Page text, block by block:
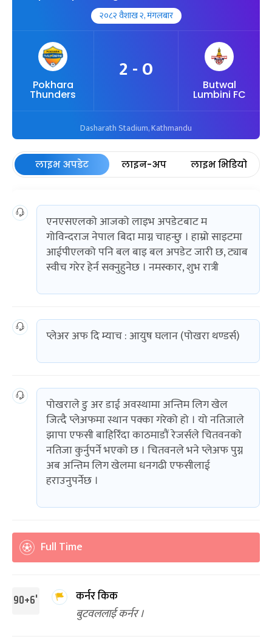
२०८२ वैशाख २, मंगलबार
Pokhara
Thunders
2 - 0
Butwal
Lumbini FC
Dasharath Stadium, Kathmandu
लाइभ अपडेट लाइन-अप लाइभ भिडियो
एनएसएलको आजको लाइभ अपडेटबाट म
गोविन्दराज नेपाल बिदा माग्न चाहन्छु । हाम्रो साइटमा
आईपीएलको पनि बल बाइ बल अपडेट जारी छ, ट्याब
स्वीच गरेर हेर्न सक्नुहुनेछ । नमस्कार, शुभ रात्री
प्लेअर अफ दि म्याच : आयुष घलान (पोखरा थण्डर्स)
पोखराले डु अर डाई अवस्थामा अन्तिम लिग खेल
जित्दै प्लेअफमा स्थान पक्का गरेको हो । यो नतिजाले
झापा एफसी बाहिरिँदा काठमाडौं रेजर्सले चितवनको
नतिजा कुर्नुपर्ने भएको छ । चितवनले भने प्लेअफ पुग्न
अब अन्तिम लिग खेलमा धनगढी एफसीलाई
हराउनुपर्नेछ ।
Full Time
90+6'
कर्नर किक
बुटवललाई कर्नर ।